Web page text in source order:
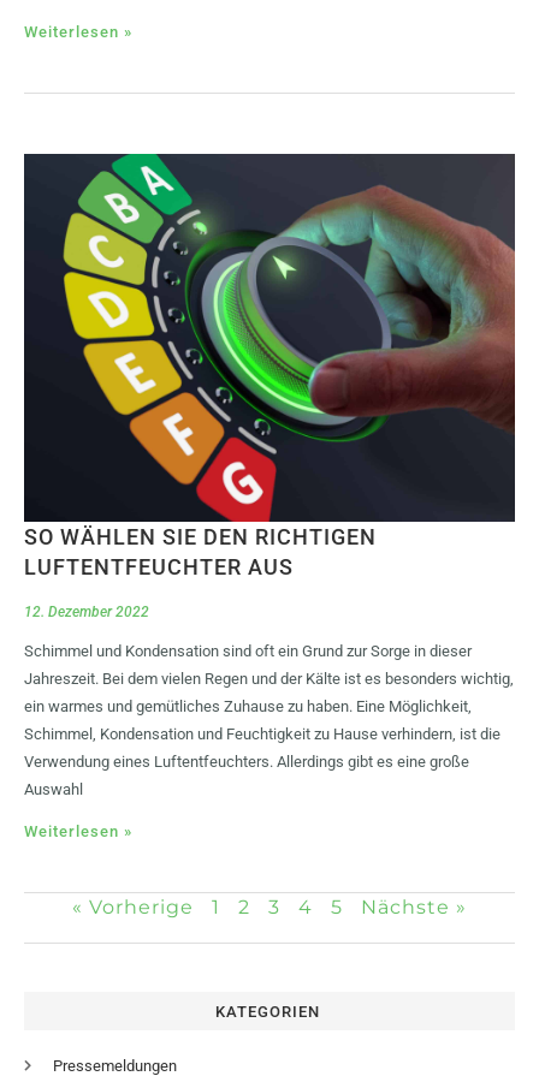
Weiterlesen »
SO WÄHLEN SIE DEN RICHTIGEN
LUFTENTFEUCHTER AUS
12. Dezember 2022
Schimmel und Kondensation sind oft ein Grund zur Sorge in dieser
Jahreszeit. Bei dem vielen Regen und der Kälte ist es besonders wichtig,
ein warmes und gemütliches Zuhause zu haben. Eine Möglichkeit,
Schimmel, Kondensation und Feuchtigkeit zu Hause verhindern, ist die
Verwendung eines Luftentfeuchters. Allerdings gibt es eine große
Auswahl
Weiterlesen »
« Vorherige 1 2 3 4 5 Nächste »
KATEGORIEN
Pressemeldungen